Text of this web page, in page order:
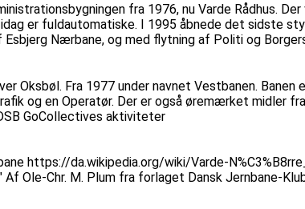
fra 1976, nu Varde Rådhus.
er fuldautomatiske. I 1995 åbnede det sidste
Esbjerg Nærbane, og med flytning af Politi og
Oksbøl. Fra 1977 under navnet Vestbanen.
og en Operatør. Der er også øremærket midler
GoCollectives aktiviteter
https://da.wikipedia.org/wiki/Varde-
Ole-Chr. M. Plum fra forlaget Dansk Jernbane-